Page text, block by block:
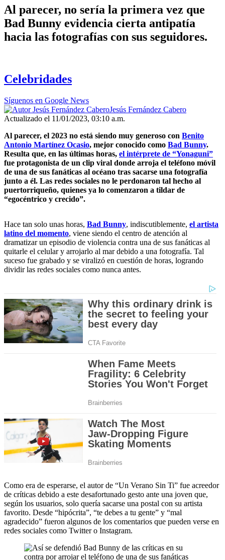
Al parecer, no sería la primera vez que
Bad Bunny evidencia cierta antipatía
hacia las fotografías con sus seguidores.
Celebridades
Síguenos en Google News
Jesús Fernández Cabero
Actualizado el 11/01/2023, 03:10 a.m.
Al parecer, el 2023 no está siendo muy generoso con Benito
Antonio Martínez Ocasio, mejor conocido como Bad Bunny.
Resulta que, en las últimas horas, el intérprete de “Yonaguni”
fue protagonista de un clip viral donde arroja el teléfono móvil
de una de sus fanáticas al océano tras sacarse una fotografía
junto a él. Las redes sociales no le perdonaron tal hecho al
puertorriqueño, quienes ya lo comenzaron a tildar de
“egocéntrico y crecido”.
Hace tan solo unas horas, Bad Bunny, indiscutiblemente, el artista
latino del momento, viene siendo el centro de atención al
dramatizar un episodio de violencia contra una de sus fanáticas al
quitarle el celular y arrojarlo al mar debido a una fotografía. Tal
suceso fue grabado y se viralizó en cuestión de horas, logrando
dividir las redes sociales como nunca antes.
Como era de esperarse, el autor de “Un Verano Sin Ti” fue acreedor
de críticas debido a este desafortunado gesto ante una joven que,
según los usuarios, solo quería sacarse una postal con su artista
favorito. Desde “hipócrita”, “te debes a tu gente” y “mal
agradecido” fueron algunos de los comentarios que pueden verse en
redes sociales como Twitter o Instagram.